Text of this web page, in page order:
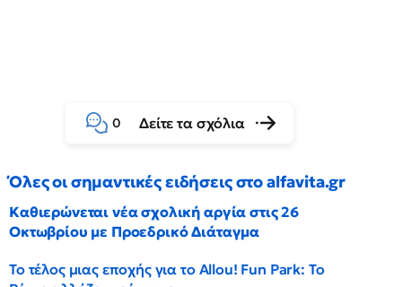
0 Δείτε τα σχόλια
Όλες οι σημαντικές ειδήσεις στο alfavita.gr
Καθιερώνεται νέα σχολική αργία στις 26
Οκτωβρίου με Προεδρικό Διάταγμα
Το τέλος μιας εποχής για το Allou! Fun Park: Το